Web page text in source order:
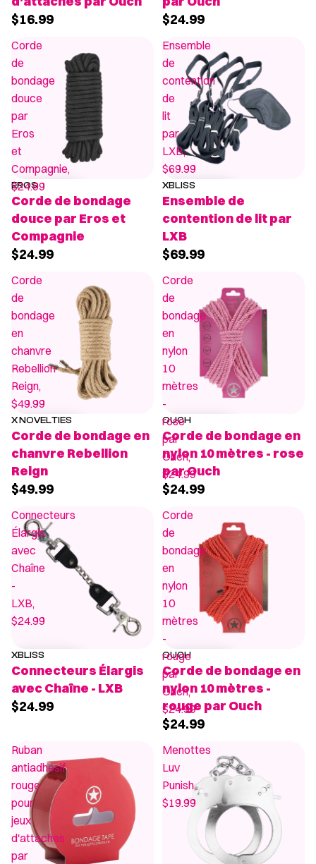
$16.99 $24.99
Corde
de
bondage
douce
par
Eros
et
Compagnie,
$24.99
EROS
Corde de bondage
douce par Eros et
Compagnie
$24.99
Ensemble
de
contention
de
lit
par
LXB,
$69.99
XBLISS
Ensemble de
contention de lit par
LXB
$69.99
Corde
de
bondage
en
chanvre
Rebellion
Reign,
$49.99
X NOVELTIES
Corde de bondage en
chanvre Rebellion
Reign
$49.99
Corde
de
bondage
en
nylon
10
mètres
-
rose
par
Ouch,
$24.99
OUCH
Corde de bondage en
nylon 10 mètres - rose
par Ouch
$24.99
Connecteurs
Élargis
avec
Chaîne
-
LXB,
$24.99
XBLISS
Connecteurs Élargis
avec Chaîne - LXB
$24.99
Corde
de
bondage
en
nylon
10
mètres
-
rouge
par
Ouch,
$24.99
OUCH
Corde de bondage en
nylon 10 mètres -
rouge par Ouch
$24.99
Ruban
antiadhésif
rouge
pour
jeux
d'attaches
par
Menottes
Luv
Punish,
$19.99